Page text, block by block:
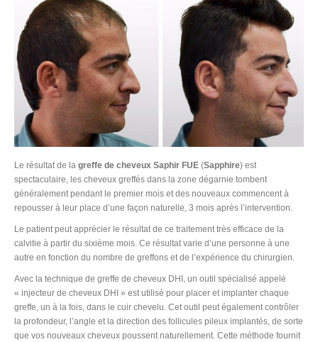
Le résultat de la greffe de cheveux Saphir FUE (Sapphire) est
spectaculaire, les cheveux greffés dans la zone dégarnie tombent
généralement pendant le premier mois et des nouveaux commencent à
repousser à leur place d’une façon naturelle, 3 mois après l’intervention.
Le patient peut apprécier le résultat de ce traitement très efficace de la
calvitie à partir du sixième mois. Ce résultat varie d’une personne à une
autre en fonction du nombre de greffons et de l’expérience du chirurgien.
Avec la technique de greffe de cheveux DHI, un outil spécialisé appelé
« injecteur de cheveux DHI » est utilisé pour placer et implanter chaque
greffe, un à la fois, dans le cuir chevelu. Cet outil peut également contrôler
la profondeur, l’angle et la direction des follicules pileux implantés, de sorte
que vos nouveaux cheveux poussent naturellement. Cette méthode fournit